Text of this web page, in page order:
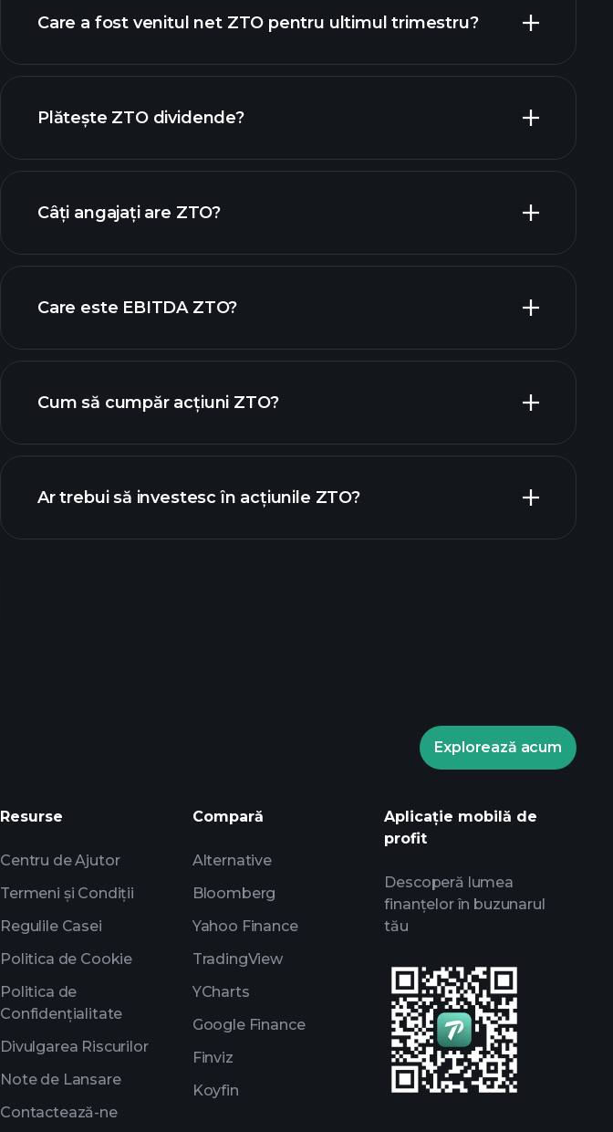
rapoartele financiare ZTO
Care a fost venitul net ZTO pentru ultimul trimestru?
rapoartele financiare ZTO
Plătește ZTO dividende?
Câți angajați are ZTO?
Care este EBITDA ZTO?
rapoartele financiare
Cum să cumpăr acțiuni ZTO?
Ar trebui să investesc în acțiunile ZTO?
Turneele
informații zilnice de piață alimentate de
Portofoliile miliardarilor
Explorează acum
Resurse
Centru de Ajutor
Termeni și Condiții
Regulile Casei
Politica de Cookie
Politica de
Confidențialitate
Divulgarea Riscurilor
Note de Lansare
Contactează-ne
Compară
Alternative
Bloomberg
Yahoo Finance
TradingView
YCharts
Google Finance
Finviz
Koyfin
Aplicație mobilă de
profit
Descoperă lumea
finanțelor în buzunarul
tău